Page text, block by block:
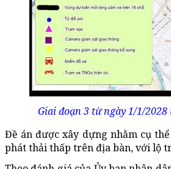
Giai đoạn 3 từ ngày 1/1/
Đề án được xây dựng nhằm cụ
phát thải thấp trên địa bàn, với lộ